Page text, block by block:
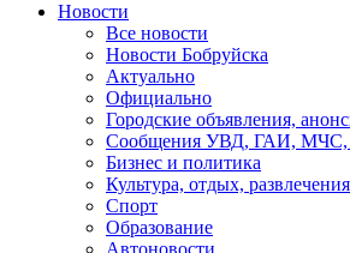
Новости
Все новости
Новости Бобруйска
Актуально
Официально
Городские объявления,
Сообщения УВД, ГАИ, МЧС,
Бизнес и политика
Культура, отдых, развлечения
Спорт
Образование
Автоновости